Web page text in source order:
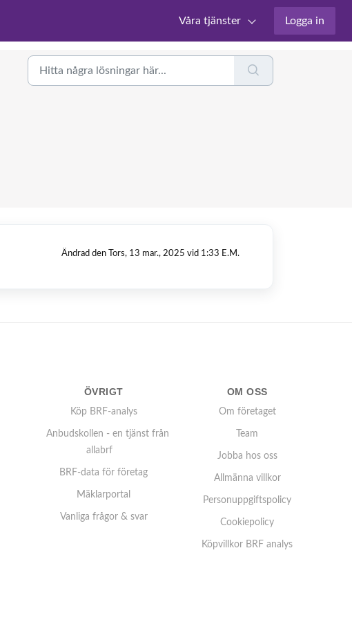
Våra tjänster Logga in
Ändrad den Tors, 13 mar., 2025 vid 1:33 E.M.
ÖVRIGT
Köp BRF-analys
Anbudskollen - en tjänst från
allabrf
BRF-data för företag
Mäklarportal
Vanliga frågor & svar
OM OSS
Om företaget
Team
Jobba hos oss
Allmänna villkor
Personuppgiftspolicy
Cookiepolicy
Köpvillkor BRF analys